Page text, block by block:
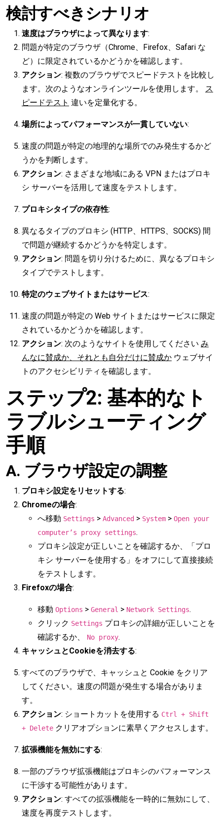
検討すべきシナリオ
速度はブラウザによって異なります:
問題が特定のブラウザ（Chrome、Firefox、Safari な
ど）に限定されているかどうかを確認します。
アクション: 複数のブラウザでスピードテストを比較し
ます。次のようなオンラインツールを使用します。 ス
ピードテスト 違いを定量化する。
場所によってパフォーマンスが一貫していない:
速度の問題が特定の地理的な場所でのみ発生するかど
うかを判断します。
アクション: さまざまな地域にある VPN またはプロキ
シ サーバーを活用して速度をテストします。
プロキシタイプの依存性:
異なるタイプのプロキシ (HTTP、HTTPS、SOCKS) 間
で問題が継続するかどうかを特定します。
アクション: 問題を切り分けるために、異なるプロキシ
タイプでテストします。
特定のウェブサイトまたはサービス:
速度の問題が特定の Web サイトまたはサービスに限定
されているかどうかを確認します。
アクション: 次のようなサイトを使用してください み
んなに賛成か、それとも自分だけに賛成か ウェブサイ
トのアクセシビリティを確認します。
ステップ2: 基本的なト
ラブルシューティング
手順
A. ブラウザ設定の調整
プロキシ設定をリセットする:
Chromeの場合:
へ移動 Settings > Advanced > System > Open your
computer’s proxy settings.
プロキシ設定が正しいことを確認するか、「プロ
キシ サーバーを使用する」をオフにして直接接続
をテストします。
Firefoxの場合:
移動 Options > General > Network Settings.
クリック Settings プロキシの詳細が正しいことを
確認するか、
No proxy.
キャッシュとCookieを消去する:
すべてのブラウザで、キャッシュと Cookie をクリア
してください。速度の問題が発生する場合がありま
す。
アクション: ショートカットを使用する Ctrl + Shift
+ Delete クリアオプションに素早くアクセスします。
拡張機能を無効にする:
一部のブラウザ拡張機能はプロキシのパフォーマンス
に干渉する可能性があります。
アクション: すべての拡張機能を一時的に無効にして、
速度を再度テストします。